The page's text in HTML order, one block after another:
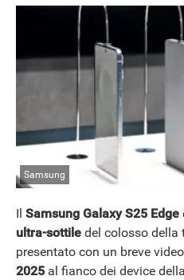
occupandosi di musica,
Samsung
Il Samsung Galaxy S25 Edge
ultra-sottile del colosso della
presentato con un breve
2025 al fianco dei device